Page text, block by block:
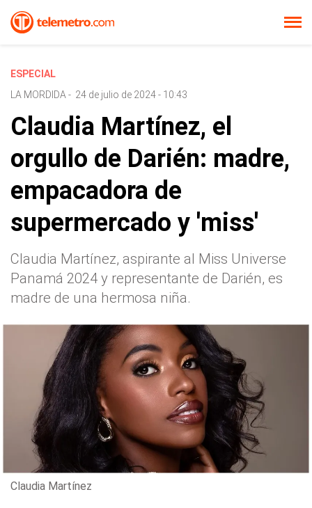
ESPECIAL
LA MORDIDA - 24 de julio de 2024 - 10:43
Claudia Martínez, el
orgullo de Darién: madre,
empacadora de
supermercado y 'miss'
Claudia Martínez, aspirante al Miss Universe
Panamá 2024 y representante de Darién, es
madre de una hermosa niña.
Claudia Martínez